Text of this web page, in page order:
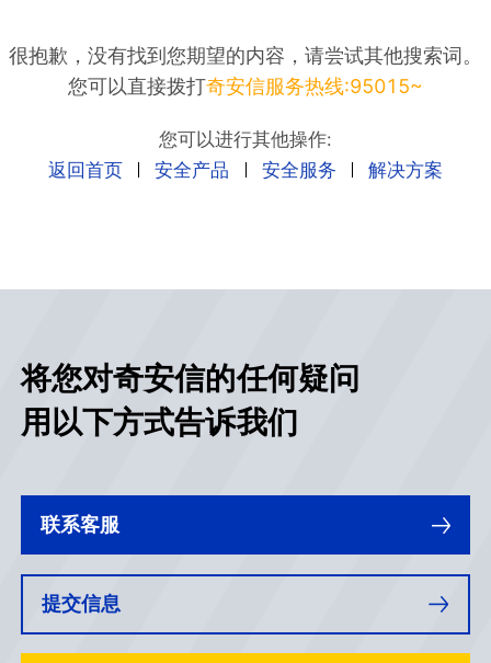
很抱歉，没有找到您期望的内容，请尝试其他搜索词。
您可以直接拨打奇安信服务热线:95015~
您可以进行其他操作:
返回首页
安全产品 安全服务 解决方案
将您对奇安信的任何疑问
用以下方式告诉我们
联系客服
提交信息